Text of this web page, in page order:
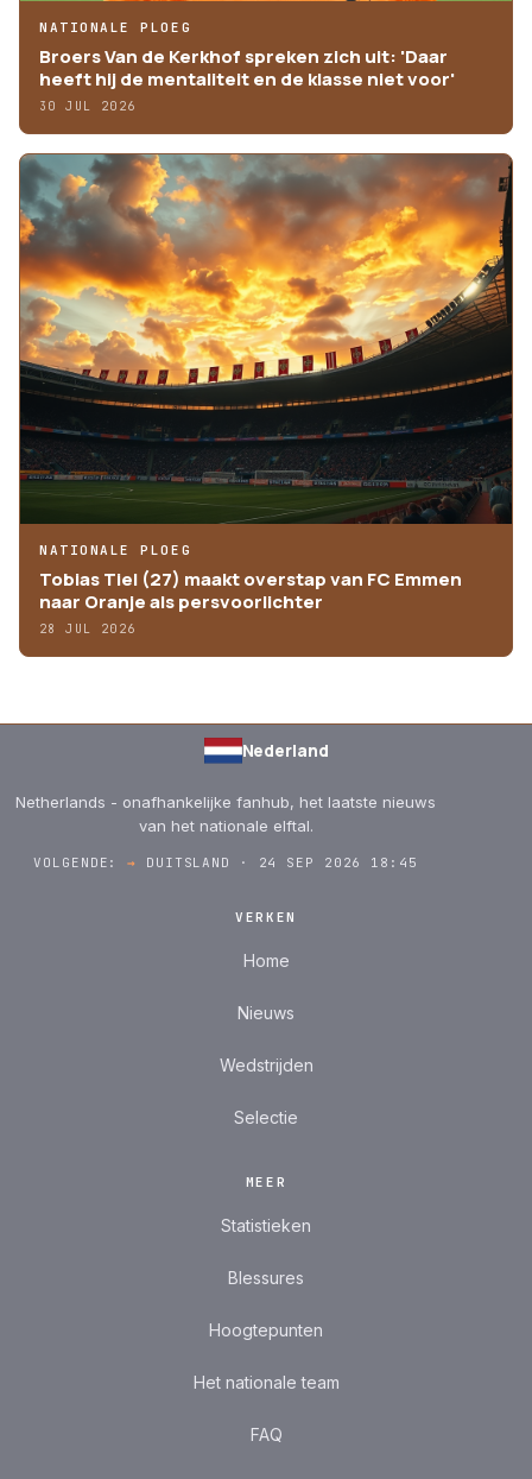
NATIONALE PLOEG
Broers Van de Kerkhof spreken zich uit: 'Daar
heeft hij de mentaliteit en de klasse niet voor'
30 JUL 2026
NATIONALE PLOEG
Tobias Tiel (27) maakt overstap van FC Emmen
naar Oranje als persvoorlichter
28 JUL 2026
Nederland
Netherlands - onafhankelijke fanhub, het laatste nieuws
van het nationale elftal.
VOLGENDE:→ DUITSLAND · 24 SEP 2026 18:45
VERKEN
Home
Nieuws
Wedstrijden
Selectie
MEER
Statistieken
Blessures
Hoogtepunten
Het nationale team
FAQ